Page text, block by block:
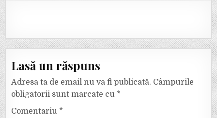
Lasă un răspuns
Adresa ta de email nu va fi publicată. Câmpurile
obligatorii sunt marcate cu *
Comentariu *